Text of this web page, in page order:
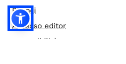
Bilanci
Accesso editor
Accessibilità